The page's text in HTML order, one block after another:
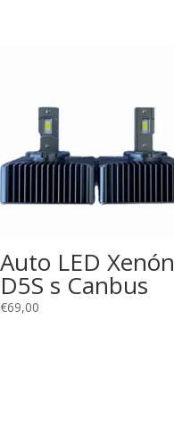
Auto LED Xenón
D5S s Canbus
€69,00